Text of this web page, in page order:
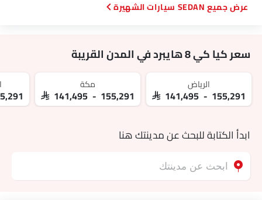
SEDAN سيارات الشهيرة
سعر كيا كي 8 هايبرد في المدن القريبة
الرياض‎
SAR 141,495 - 155,291
مكة
SAR 141,495 - 155,291
ابدأ الكتابة للبحث عن مدينتك هنا